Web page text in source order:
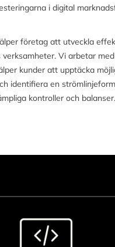
i digital
företag att utveckla
Vi arbetar
kunder att upptäcka
identifiera en
kontroller och balanser.